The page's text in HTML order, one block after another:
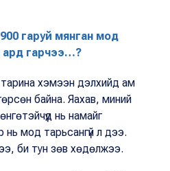
гаруй мянган мод
гарчээ…?
хэмээн дэлхийд ам
байна. Яахав, миний
нь намайг
нь мод тарьсангүй л дээ.
би тун зөв хөдөлжээ.